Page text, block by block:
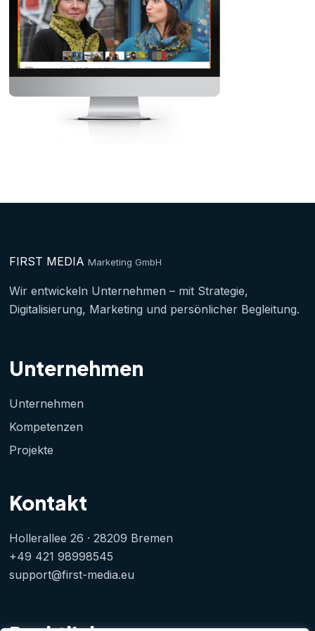
FIRST MEDIA Marketing GmbH
Wir entwickeln Unternehmen – mit Strategie,
Digitalisierung, Marketing und persönlicher Begleitung.
Unternehmen
Unternehmen
Kompetenzen
Projekte
Kontakt
Hollerallee 26 · 28209 Bremen
+49 421 98998545
support@first-media.eu